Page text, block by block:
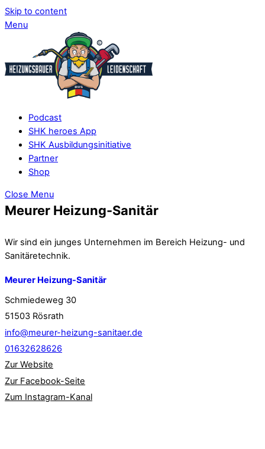
Skip to content
Menu
Podcast
SHK heroes App
SHK Ausbildungsinitiative
Partner
Shop
Close Menu
Meurer Heizung-Sanitär
Wir sind ein junges Unternehmen im Bereich Heizung- und
Sanitäretechnik.
Meurer Heizung-Sanitär
Schmiedeweg 30
51503 Rösrath
info@meurer-heizung-sanitaer.de
01632628626
Zur Website
Zur Facebook-Seite
Zum Instagram-Kanal